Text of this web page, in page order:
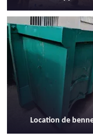
Location de